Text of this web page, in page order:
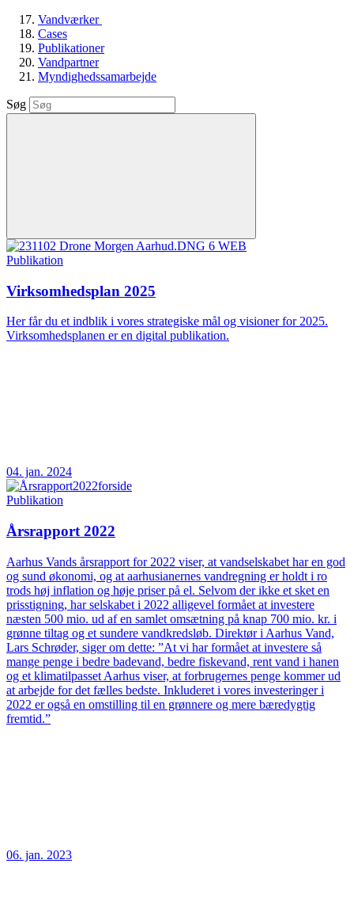
Vandværker
Cases
Publikationer
Vandpartner
Myndighedssamarbejde
Søg
Publikation
Virksomhedsplan 2025
Her får du et indblik i vores strategiske mål og visioner for 2025.
Virksomhedsplanen er en digital publikation.
04. jan. 2024
Publikation
Årsrapport 2022
Aarhus Vands årsrapport for 2022 viser, at vandselskabet har en god
og sund økonomi, og at aarhusianernes vandregning er holdt i ro
trods høj inflation og høje priser på el. Selvom der ikke et sket en
prisstigning, har selskabet i 2022 alligevel formået at investere
næsten 500 mio. ud af en samlet omsætning på knap 700 mio. kr. i
grønne tiltag og et sundere vandkredsløb. Direktør i Aarhus Vand,
Lars Schrøder, siger om dette: ”At vi har formået at investere så
mange penge i bedre badevand, bedre fiskevand, rent vand i hanen
og et klimatilpasset Aarhus viser, at forbrugernes penge kommer ud
at arbejde for det fælles bedste. Inkluderet i vores investeringer i
2022 er også en omstilling til en grønnere og mere bæredygtig
fremtid.”
06. jan. 2023